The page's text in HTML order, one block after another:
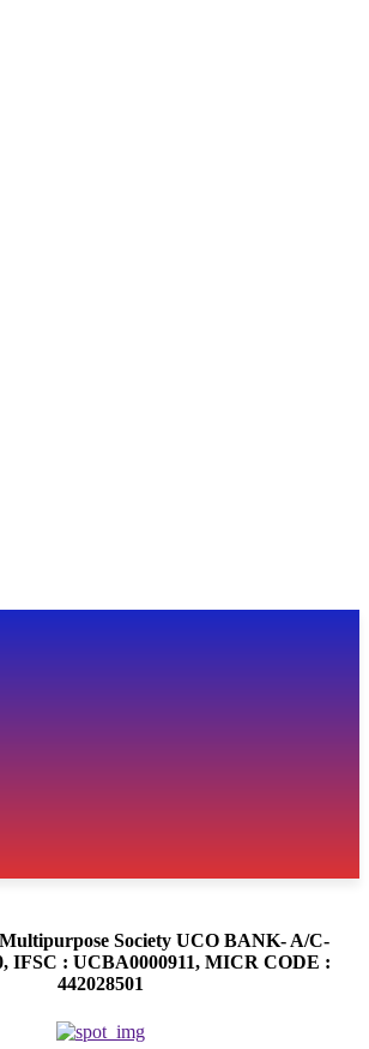
Society UCO BANK- A/C-
IFSC : UCBA0000911, MICR CODE :
442028501